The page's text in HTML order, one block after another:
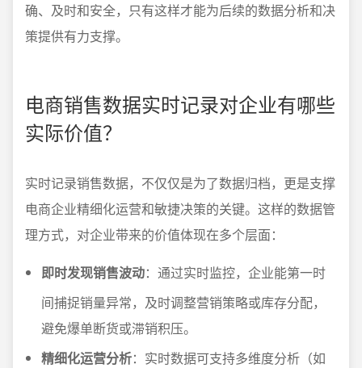
确、及时和安全，只有这样才能为后续的数据分析和决
策提供有力支撑。
电商销售数据实时记录对企业有哪些
实际价值？
实时记录销售数据，不仅仅是为了数据归档，更是支撑
电商企业精细化运营和敏捷决策的关键。这样的数据管
理方式，对企业带来的价值体现在多个层面：
即时发现销售波动：通过实时监控，企业能第一时
间捕捉销量异常，及时调整营销策略或库存分配，
避免爆单断货或滞销积压。
精细化运营分析：实时数据可支持多维度分析（如